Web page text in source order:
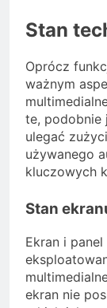
Stan
Oprócz
ważnym
te, podobnie
ulegać
używanego
kluczowych
Stan
Ekran i
ekran nie